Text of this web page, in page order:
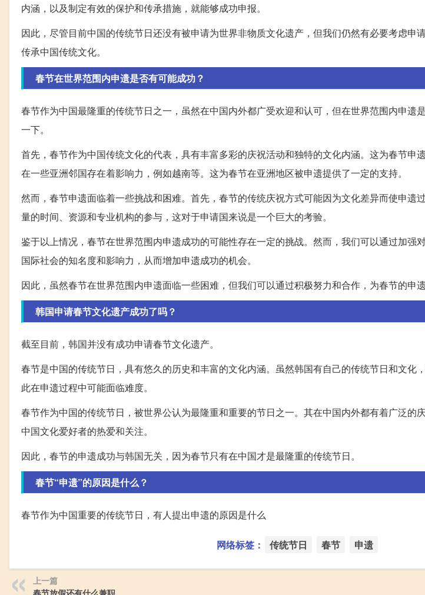
内涵，以及制定有效的保护和传承措施，就能够成功申报。
因此，尽管目前中国的传统节日还没有被申请为世界非物质文化遗产，但我们仍然有必要考虑申
传承中国传统文化。
春节在世界范围内申遗是否有可能成功？
春节作为中国最隆重的传统节日之一，虽然在中国内外都广受欢迎和认可，但在世界范围内申遗
一下。
首先，春节作为中国传统文化的代表，具有丰富多彩的庆祝活动和独特的文化内涵。这为春节申
在一些亚洲邻国存在着影响力，例如越南等。这为春节在亚洲地区被申遗提供了一定的支持。
然而，春节申遗面临着一些挑战和困难。首先，春节的传统庆祝方式可能因为文化差异而使申遗
量的时间、资源和专业机构的参与，这对于申请国来说是一个巨大的考验。
鉴于以上情况，春节在世界范围内申遗成功的可能性存在一定的挑战。然而，我们可以通过加强
国际社会的知名度和影响力，从而增加申遗成功的机会。
因此，虽然春节在世界范围内申遗面临一些困难，但我们可以通过积极努力和合作，为春节的申
韩国申请春节文化遗产成功了吗？
截至目前，韩国并没有成功申请春节文化遗产。
春节是中国的传统节日，具有悠久的历史和丰富的文化内涵。虽然韩国有自己的传统节日和文化
此在申遗过程中可能面临难度。
春节作为中国的传统节日，被世界公认为最隆重和重要的节日之一。其在中国内外都有着广泛的
中国文化爱好者的热爱和关注。
因此，春节的申遗成功与韩国无关，因为春节只有在中国才是最隆重的传统节日。
春节“申遗”的原因是什么？
春节作为中国重要的传统节日，有人提出申遗的原因是什么
网络标签： 传统节日 春节 申遗
上一篇
春节放假还有什么兼职